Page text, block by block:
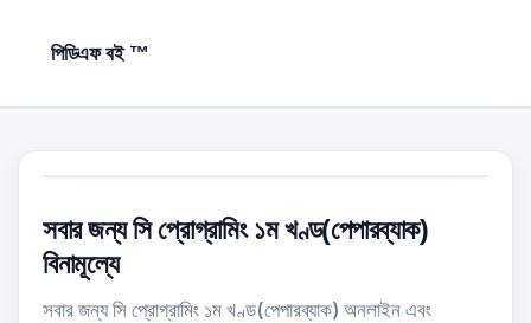
পিডিএফ বই ™
সবার জন্য সি প্রোগ্রামিং ১ম খণ্ড(পেপারব্যাক)
বিনামূল্যে
সবার জন্য সি প্রোগ্রামিং ১ম খণ্ড(পেপারব্যাক) অনলাইন এবং